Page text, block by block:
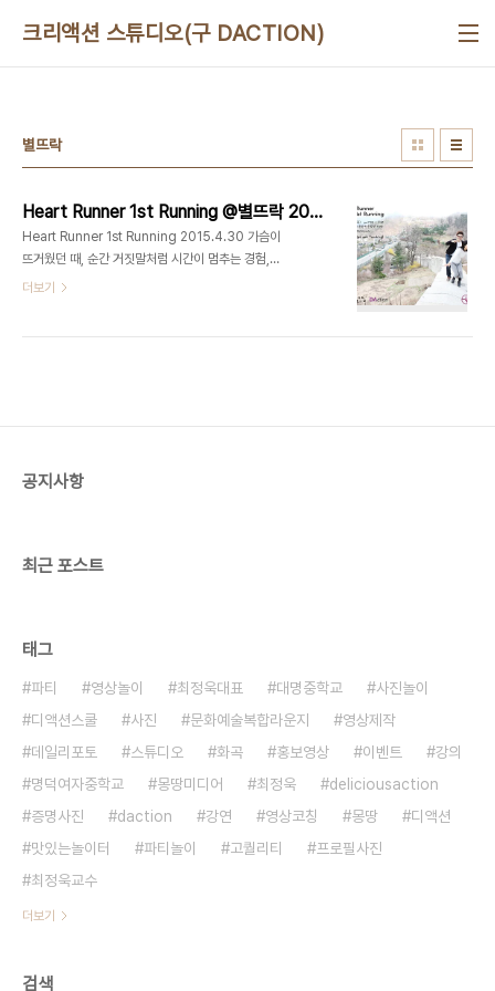
크리액션 스튜디오(구 DACTION)
별뜨락
Heart Runner 1st Running @별뜨락 2015.4.30
Heart Runner 1st Running 2015.4.30 가슴이
뜨거웠던 때, 순간 거짓말처럼 시간이 멈추는 경험,
그 순간의 이야기를 나눕니다. 건강한 파티 타임! 대
더보기
공지사항
최근 포스트
태그
파티 영상놀이 최정욱대표 대명중학교
사진놀이
디액션스쿨
사진 문화예술복합라운지
영상제작
데일리포토
스튜디오 화곡 홍보영상 이벤트
강의
명덕여자중학교
몽땅미디어 최정욱
deliciousaction
증명사진
daction 강연 영상코칭 몽땅
디액션
맛있는놀이터
파티놀이 고퀄리티
프로필사진
최정욱교수
더보기
검색